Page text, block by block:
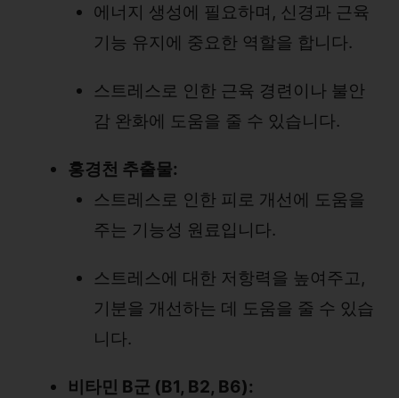
에너지 생성에 필요하며, 신경과 근육
기능 유지에 중요한 역할을 합니다.
스트레스로 인한 근육 경련이나 불안
감 완화에 도움을 줄 수 있습니다.
홍경천 추출물:
스트레스로 인한 피로 개선에 도움을
주는 기능성 원료입니다.
스트레스에 대한 저항력을 높여주고,
기분을 개선하는 데 도움을 줄 수 있습
니다.
비타민 B군 (B1, B2, B6):